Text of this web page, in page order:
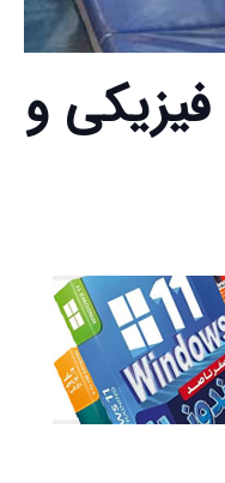
و